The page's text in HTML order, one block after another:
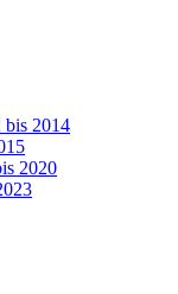
bis 2014
2020